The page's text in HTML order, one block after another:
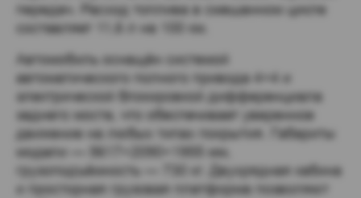
передач. Расход топлива в смешанном цикле
составляет 11,6 л на 100 км.
Автомобиль оснащён системой
автоматического полного привода 4×4 и
электрической блокировкой дифференциала
заднего моста, что обеспечивает уверенное
движение на любых типах покрытия. Габариты
модели — 5617×2090×1955 мм,
грузоподъёмность — 730 кг. Двухрядная кабина
и просторная грузовая платформа позволяют